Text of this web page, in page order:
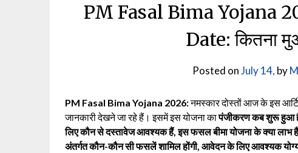
PM Fasal Bima Yojana
Date: कितना
Posted onJuly 14, by
PM Fasal Bima Yojana 2026:नमस्कार दोस्तों आज के इस
जानकारी देखने जा रहे हैं। इसमें इस योजना कापंजीकरण कब शुरू हुआ है,
लिए कौन से दस्तावेज आवश्यक हैं, इस फसल बीमा योजना के क्या
अंतर्गत कौन-कौन सी फसलें शामिल होंगी, आवेदन के लिए आवश्यक